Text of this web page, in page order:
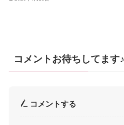
コメントお待ちしてます♪
コメントする